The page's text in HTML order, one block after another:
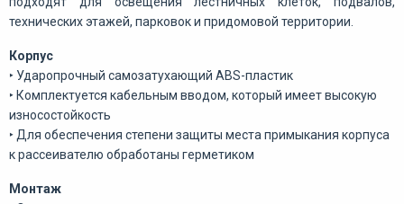
технических этажей, парковок и придомовой территории.
Корпус
‣ Ударопрочный самозатухающий ABS-пластик
‣ Комплектуется кабельным вводом, который имеет высокую
износостойкость
‣ Для обеспечения степени защиты места примыкания корпуса
к рассеивателю обработаны герметиком
Монтаж